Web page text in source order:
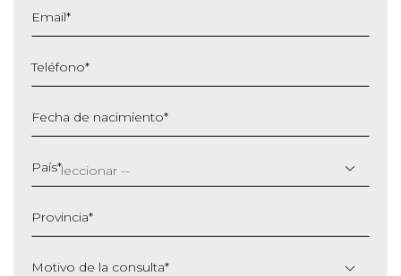
Email*
Teléfono*
Fecha de nacimiento*
barra
MM
AAAA
País*
Provincia*
Motivo de la consulta*